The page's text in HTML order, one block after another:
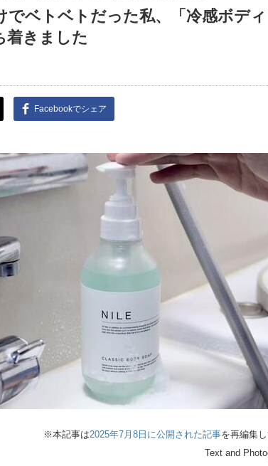
でベトベトだった私、「冷感ボデ
着きました
Facebookでシェア
※本記事は2025年7月8日に公開された記事を再編集
Text and